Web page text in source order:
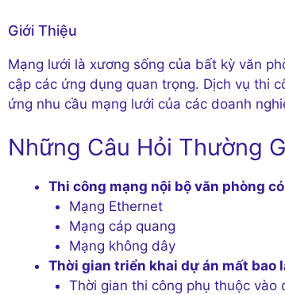
Giới Thiệu
Mạng lưới là xương sống của bất kỳ văn
cập các ứng dụng quan trọng. Dịch vụ thi
ứng nhu cầu mạng lưới của các doanh
Những Câu Hỏi Thường
Thi công mạng nội bộ văn phòng
Mạng Ethernet
Mạng cáp quang
Mạng không dây
Thời gian triển khai dự án mất bao
Thời gian thi công phụ thuộc